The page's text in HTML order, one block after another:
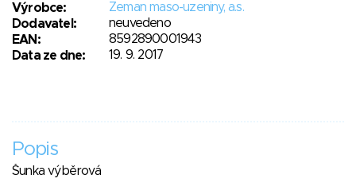
Výrobce:
Zeman maso-uzeniny, a.s.
Dodavatel:
neuvedeno
EAN:
8592890001943
Data ze dne:
19. 9. 2017
Popis
Šunka výběrová